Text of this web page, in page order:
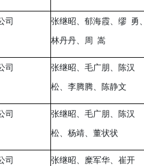
司 张继昭、郁海霞、缪 勇、
林丹丹、周 嵩
司 张继昭、毛广朋、陈汉
松、李腾腾、陈静文
司 张继昭、毛广朋、陈汉
松、杨靖、董状状
司 张继昭、糜军华、崔开